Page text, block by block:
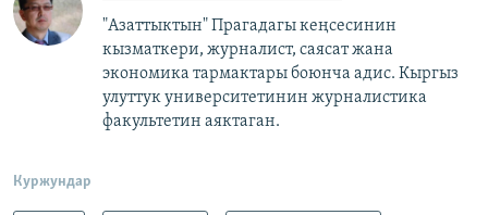
"Азаттыктын" Прагадагы кеңсесинин
кызматкери, журналист, саясат жана
экономика тармактары боюнча адис. Кыргыз
улуттук университетинин журналистика
факультетин аяктаган.
Куржундар